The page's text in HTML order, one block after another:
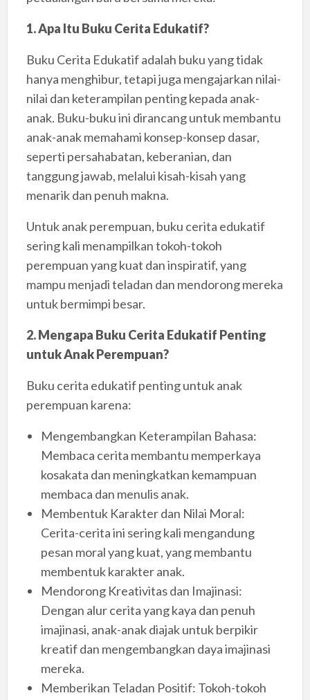
1. Apa Itu Buku Cerita Edukatif?
Buku Cerita Edukatif adalah buku yang tidak
hanya menghibur, tetapi juga mengajarkan nilai-
nilai dan keterampilan penting kepada anak-
anak. Buku-buku ini dirancang untuk membantu
anak-anak memahami konsep-konsep dasar,
seperti persahabatan, keberanian, dan
tanggung jawab, melalui kisah-kisah yang
menarik dan penuh makna.
Untuk anak perempuan, buku cerita edukatif
sering kali menampilkan tokoh-tokoh
perempuan yang kuat dan inspiratif, yang
mampu menjadi teladan dan mendorong mereka
untuk bermimpi besar.
2. Mengapa Buku Cerita Edukatif Penting
untuk Anak Perempuan?
Buku cerita edukatif penting untuk anak
perempuan karena:
Mengembangkan Keterampilan Bahasa:
Membaca cerita membantu memperkaya
kosakata dan meningkatkan kemampuan
membaca dan menulis anak.
Membentuk Karakter dan Nilai Moral:
Cerita-cerita ini sering kali mengandung
pesan moral yang kuat, yang membantu
membentuk karakter anak.
Mendorong Kreativitas dan Imajinasi:
Dengan alur cerita yang kaya dan penuh
imajinasi, anak-anak diajak untuk berpikir
kreatif dan mengembangkan daya imajinasi
mereka.
Memberikan Teladan Positif: Tokoh-tokoh